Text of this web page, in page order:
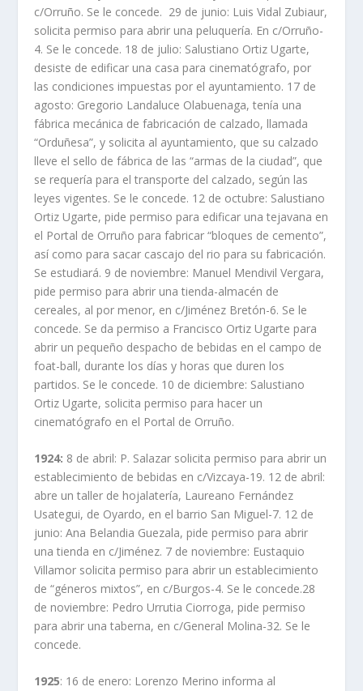
c/Orruño. Se le concede. 29 de junio: Luis Vidal Zubiaur,
solicita permiso para abrir una peluquería. En c/Orruño-
4. Se le concede. 18 de julio: Salustiano Ortiz Ugarte,
desiste de edificar una casa para cinematógrafo, por
las condiciones impuestas por el ayuntamiento. 17 de
agosto: Gregorio Landaluce Olabuenaga, tenía una
fábrica mecánica de fabricación de calzado, llamada
“Orduñesa”, y solicita al ayuntamiento, que su calzado
lleve el sello de fábrica de las “armas de la ciudad”, que
se requería para el transporte del calzado, según las
leyes vigentes. Se le concede. 12 de octubre: Salustiano
Ortiz Ugarte, pide permiso para edificar una tejavana en
el Portal de Orruño para fabricar “bloques de cemento”,
así como para sacar cascajo del rio para su fabricación.
Se estudiará. 9 de noviembre: Manuel Mendivil Vergara,
pide permiso para abrir una tienda-almacén de
cereales, al por menor, en c/Jiménez Bretón-6. Se le
concede. Se da permiso a Francisco Ortiz Ugarte para
abrir un pequeño despacho de bebidas en el campo de
foat-ball, durante los días y horas que duren los
partidos. Se le concede. 10 de diciembre: Salustiano
Ortiz Ugarte, solicita permiso para hacer un
cinematógrafo en el Portal de Orruño.
1924: 8 de abril: P. Salazar solicita permiso para abrir un
establecimiento de bebidas en c/Vizcaya-19. 12 de abril:
abre un taller de hojalatería, Laureano Fernández
Usategui, de Oyardo, en el barrio San Miguel-7. 12 de
junio: Ana Belandia Guezala, pide permiso para abrir
una tienda en c/Jiménez. 7 de noviembre: Eustaquio
Villamor solicita permiso para abrir un establecimiento
de “géneros mixtos”, en c/Burgos-4. Se le concede.28
de noviembre: Pedro Urrutia Ciorroga, pide permiso
para abrir una taberna, en c/General Molina-32. Se le
concede.
1925: 16 de enero: Lorenzo Merino informa al